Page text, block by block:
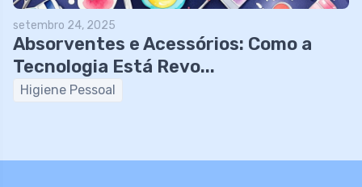
setembro 24, 2025
Absorventes e Acessórios: Como a
Tecnologia Está Revo...
Higiene Pessoal